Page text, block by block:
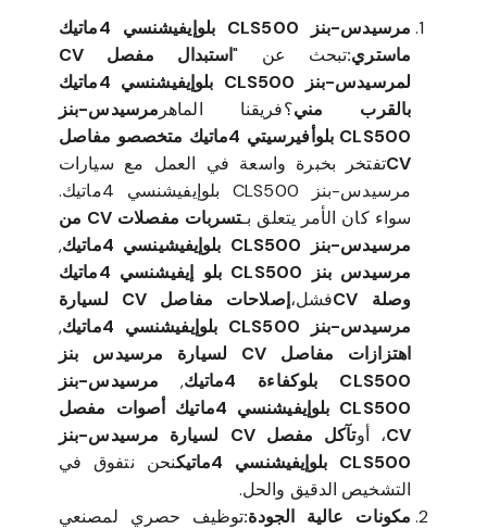
مرسيدس-بنز CLS500 بلوإيفيشنسي 4ماتيك
ماستري:تبحث عن "
استبدال مفصل CV
لمرسيدس-بنز CLS500 بلوإيفيشنسي 4ماتيك
بالقرب مني؟فريقنا الماهر مرسيدس-بنز
CLS500 بلوأفيرسيتي 4ماتيك متخصصو مفاصل
CVتفتخر بخبرة واسعة في العمل مع سيارات
مرسيدس-بنز CLS500 بلوإيفيشنسي 4ماتيك.
سواء كان الأمر يتعلق بـ
تسربات مفصلات CV من
مرسيدس-بنز CLS500 بلوإيفيشينسي 4ماتيك
,
مرسيدس بنز CLS500 بلو إيفيشنسي 4ماتيك
وصلة CV
فشل،
إصلاحات مفاصل CV لسيارة
مرسيدس-بنز CLS500 بلوإيفيشنسي 4ماتيك
,
اهتزازات مفاصل CV لسيارة مرسيدس بنز
CLS500 بلوكفاءة 4ماتيك
, مرسيدس-بنز
CLS500 بلوإيفيشنسي 4ماتيك أصوات مفصل
CV، أو
تآكل مفصل CV لسيارة مرسيدس-بنز
CLS500 بلوإيفيشنسي 4ماتيك
نحن نتفوق في
التشخيص الدقيق والحل.
مكونات عالية الجودة:توظيف حصري لمصنعي